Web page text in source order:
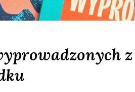
z